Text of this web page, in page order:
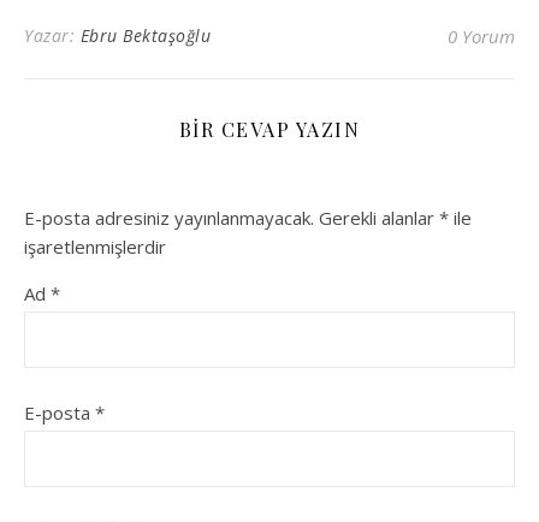
Yazar: Ebru Bektaşoğlu 0 Yorum
BIR CEVAP YAZIN
E-posta adresiniz yayınlanmayacak. Gerekli alanlar * ile
işaretlenmişlerdir
Ad *
E-posta *